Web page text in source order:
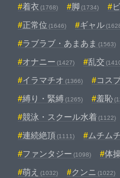
着衣 (1768) 脚 (1734)
正常位 (1646) ギャル
ラブラブ・あまあま (1563)
オナニー (1427) 乱交
イラマチオ (1366) コス
縛り・緊縛(1265) 羞恥
競泳・スクール水着 (1122)
連続絶頂 (1111) ムチムチ
ファンタジー (1098) 体
萌え (1032) クンニ (1022)